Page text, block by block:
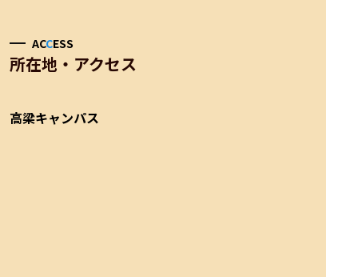
ACCESS
所在地・アクセス
高梁キャンパス